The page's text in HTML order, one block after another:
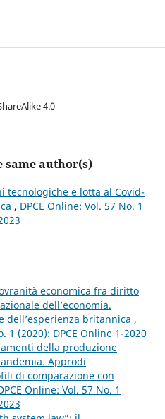
4.0
same author(s)
tecnologiche e lotta al Covid-
, DPCE Online: Vol. 57 No. 1
economica fra diritto
dell’economia.
dell’esperienza britannica ,
1 (2020): DPCE Online 1-2020
della produzione
Approdi
di comparazione con
Online: Vol. 57 No. 1